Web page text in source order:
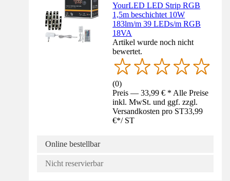
YourLED LED Strip RGB
1,5m beschichtet 10W
183lm/m 39 LEDs/m RGB
18VA
Artikel wurde noch nicht
bewertet.
(0)
Preis — 33,99 € * Alle Preise
inkl. MwSt. und ggf. zzgl.
Versandkosten pro ST33,99
€*/ ST
Online bestellbar
Nicht reservierbar